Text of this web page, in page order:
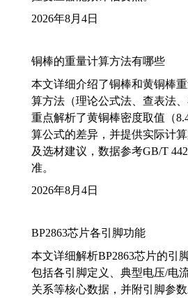
2026年8月4日
铜棒的重量计算方法有哪些
本文详细介绍了铜棒和黄铜棒
算方法（理论公式法、查表法、
重点解析了黄铜棒密度取值（
算公式的差异，并提供实际计
及选材建议，数据参考GB/T
准。
2026年8月4日
BP2863芯片各引脚功能
本文详细解析BP2863芯片的引
包括各引脚定义、典型电压/电
关系等核心数据，并附引脚参